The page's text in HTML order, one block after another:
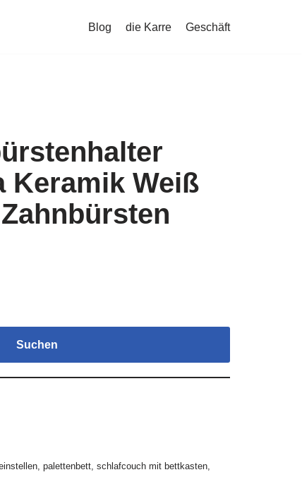
Blog die Karre Geschäft
Keramik Weiß
Suchen
, palettenbett, schlafcouch mit bettkasten,